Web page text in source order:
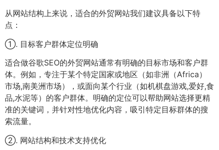
从网站结构上来说，适合的外贸网站我们建议具备以下特
点：
①. 目标客户群体定位明确
适合做谷歌SEO的外贸网站通常有明确的目标市场和客户群
体。例如，专注于某个特定国家或地区（如非洲（Africa）
市场,南美洲市场），或面向某个行业（如机棋盘游戏,爱好,食
品,水泥等）的客户群体。明确的定位可以帮助网站选择更精
准的关键词，并针对性地优化内容，吸引特定目标群体的搜
索流量。
②. 网站结构和技术支持优化